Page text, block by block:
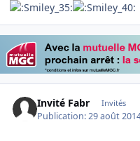
Invité Fabr Invités
Publication:29 août